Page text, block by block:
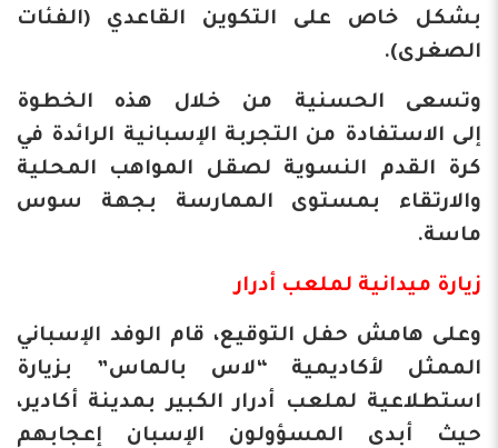
بشكل خاص على التكوين القاعدي (الفئات
الصغرى).
وتسعى الحسنية من خلال هذه الخطوة
إلى الاستفادة من التجربة الإسبانية الرائدة في
كرة القدم النسوية لصقل المواهب المحلية
والارتقاء بمستوى الممارسة بجهة سوس
ماسة.
زيارة ميدانية لملعب أدرار
وعلى هامش حفل التوقيع، قام الوفد الإسباني
الممثل لأكاديمية “لاس بالماس” بزيارة
استطلاعية لملعب أدرار الكبير بمدينة أكادير،
حيث أبدى المسؤولون الإسبان إعجابهم